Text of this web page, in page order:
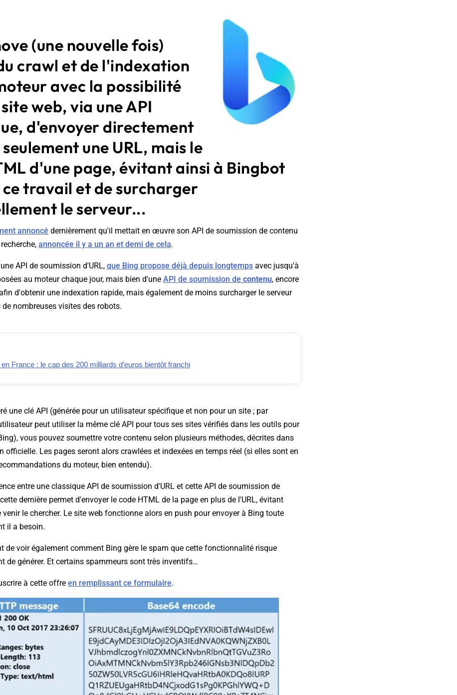
(une nouvelle fois)
crawl et de l'indexation
avec la possibilité
web, via une API
d'envoyer directement
une URL, mais le
d'une page, évitant ainsi à Bingbot
travail et de surcharger
le serveur...
annoncé dernièrement qu'il mettait en œuvre son API de soumission de contenu
annoncée il y a un an et demi de cela.
API de soumission d'URL, que Bing propose déjà depuis longtemps avec jusqu'à
au moteur chaque jour, mais bien d'une API de soumission de contenu, encore
d'obtenir une indexation rapide, mais également de moins surcharger le serveur
nombreuses visites des robots.
France : le cap des 200 milliards d’euros bientôt franchi
une clé API (générée pour un utilisateur spécifique et non pour un site ; par
peut utiliser la même clé API pour tous ses sites vérifiés dans les outils pour
vous pouvez soumettre votre contenu selon plusieurs méthodes, décrites dans
officielle. Les pages seront alors crawlées et indexées en temps réel (si elles sont en
du moteur, bien entendu).
entre une classique API de soumission d'URL et cette API de soumission de
dernière permet d'envoyer le code HTML de la page en plus de l'URL, évitant
le chercher. Le site web fonctionne alors en push pour envoyer à Bing toute
il a besoin.
de voir également comment Bing gère le spam que cette fonctionnalité risque
de générer. Et certains spammeurs sont très inventifs…
à cette offre en remplissant ce formulaire.